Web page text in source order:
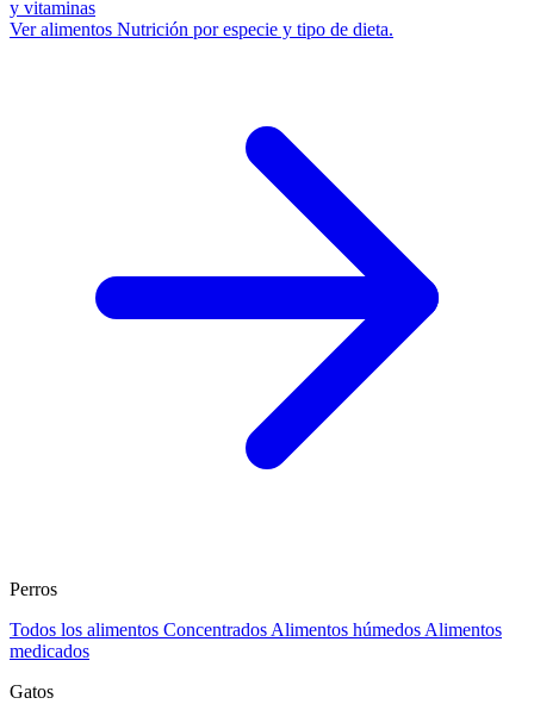
y vitaminas
Ver alimentos Nutrición por especie y tipo de dieta.
Perros
Todos los alimentos Concentrados Alimentos húmedos Alimentos
medicados
Gatos